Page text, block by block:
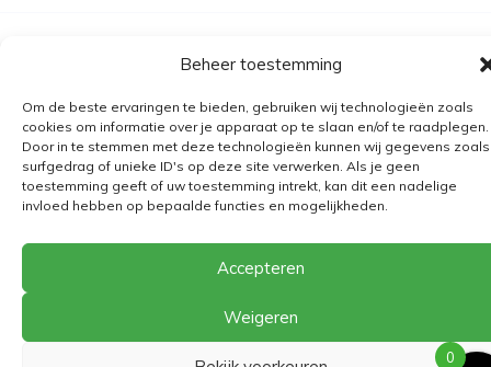
Beheer toestemming
Om de beste ervaringen te bieden, gebruiken wij technologieën zoals
cookies om informatie over je apparaat op te slaan en/of te raadplegen.
Door in te stemmen met deze technologieën kunnen wij gegevens zoals
surfgedrag of unieke ID's op deze site verwerken. Als je geen
toestemming geeft of uw toestemming intrekt, kan dit een nadelige
invloed hebben op bepaalde functies en mogelijkheden.
Accepteren
Weigeren
Algemene voorwaarden
Retourbeleid
BE 0682.845.059
© 2026The Playground
0